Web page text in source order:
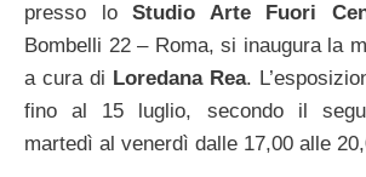
presso loStudio Arte Fuori
Bombelli 22 – Roma, si inaugura la
a cura di Loredana Rea.
fino al 15 luglio, secondo il
martedì al venerdì dalle 17,00 alle